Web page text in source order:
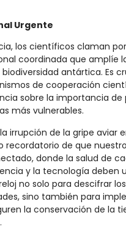
Urgente
los científicos claman
coordinada que amplíe
antártica. Es
de cooperación
sobre la importancia de
más vulnerables.
irrupción de la gripe aviar
recordatorio de que
donde la salud de
y la tecnología deben
no solo para descifrar
sino también para
la conservación de la